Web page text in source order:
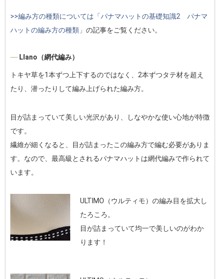
>>編み方の種類については「パナマハットの基礎知識2 パナマ
ハットの編み方の種類」 の記事をご覧ください。
Llano（網代編み）
トキヤ草を1本ずつ上下するのではなく、2本ずつタテ材を超え
たり、潜ったりして編み上げられた編み方。
目が詰まっていて美しい光沢があり、しなやかな使い心地が特徴
です。
繊維が細くなると、目が詰まったこの編み方で編む必要がありま
す。なので、最高級とされるパナマハットは網代編みで作られて
います。
ULTIMO（ウルティモ）の編み目を拡大し
たろころ。
目が詰まっていて均一で美しいのがわか
ります！